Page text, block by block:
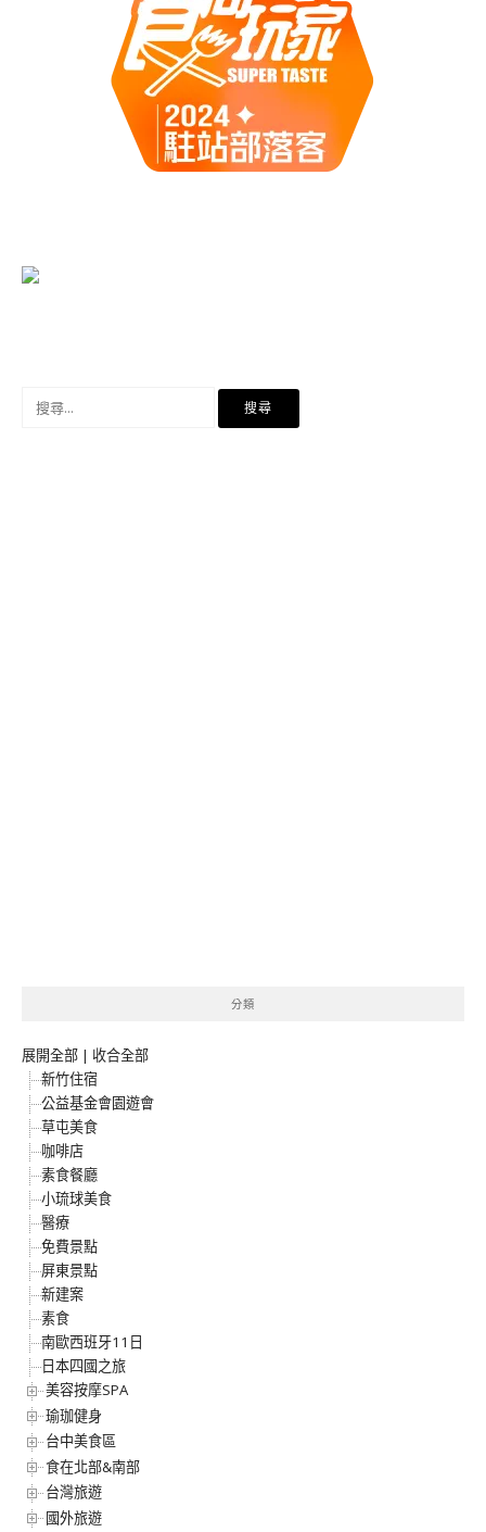
分類
展開全部 | 收合全部
新竹住宿
公益基金會園遊會
草屯美食
咖啡店
素食餐廳
小琉球美食
醫療
免費景點
屏東景點
新建案
素食
南歐西班牙11日
日本四國之旅
美容按摩SPA
瑜珈健身
台中美食區
食在北部&南部
台灣旅遊
國外旅遊